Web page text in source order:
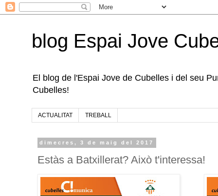
blog Espai Jove
El blog de l'Espai Jove de Cubelles i del seu
Cubelles!
ACTUALITAT TREBALL
dimecres, 3 de maig del 2017
Estàs a Batxillerat? Això t'interessa!